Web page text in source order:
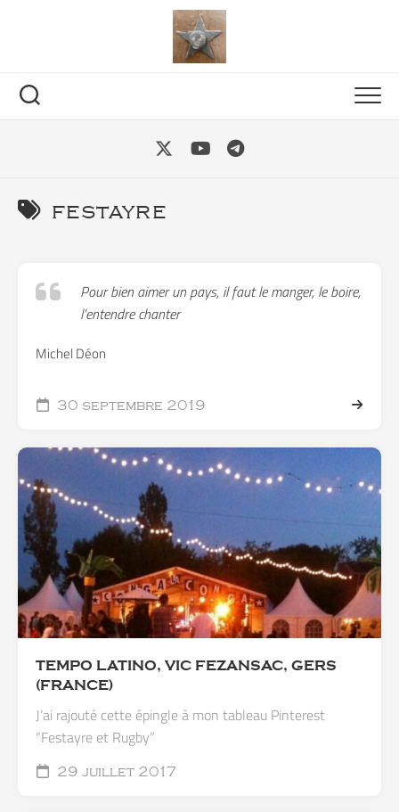
festayre
Pour bien aimer un pays, il faut le manger, le boire,
l’entendre chanter
Michel Déon
30 septembre 2019
TEMPO LATINO, VIC FEZANSAC, GERS
(FRANCE)
J’ai rajouté cette épingle à mon tableau Pinterest
“Festayre et Rugby”
29 juillet 2017